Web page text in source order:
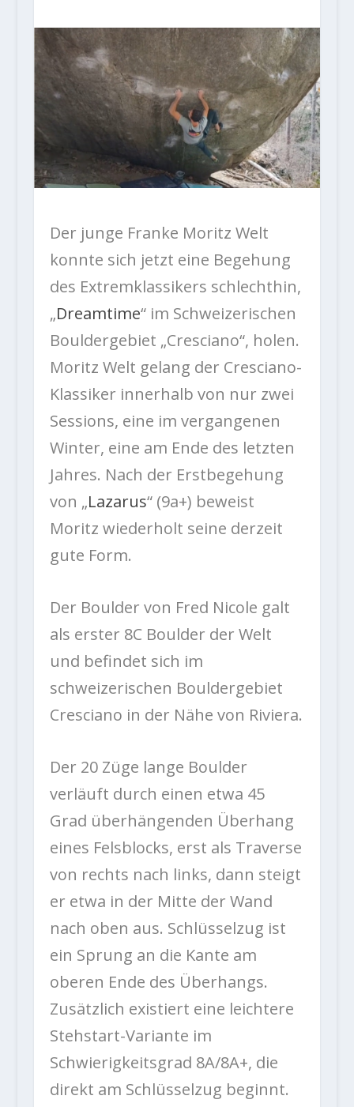
Der junge Franke Moritz Welt
konnte sich jetzt eine Begehung
des Extremklassikers schlechthin,
„Dreamtime“ im Schweizerischen
Bouldergebiet „Cresciano“, holen.
Moritz Welt gelang der Cresciano-
Klassiker innerhalb von nur zwei
Sessions, eine im vergangenen
Winter, eine am Ende des letzten
Jahres. Nach der Erstbegehung
von „Lazarus“ (9a+) beweist
Moritz wiederholt seine derzeit
gute Form.
Der Boulder von Fred Nicole galt
als erster 8C Boulder der Welt
und befindet sich im
schweizerischen Bouldergebiet
Cresciano in der Nähe von Riviera.
Der 20 Züge lange Boulder
verläuft durch einen etwa 45
Grad überhängenden Überhang
eines Felsblocks, erst als Traverse
von rechts nach links, dann steigt
er etwa in der Mitte der Wand
nach oben aus. Schlüsselzug ist
ein Sprung an die Kante am
oberen Ende des Überhangs.
Zusätzlich existiert eine leichtere
Stehstart-Variante im
Schwierigkeitsgrad 8A/8A+, die
direkt am Schlüsselzug beginnt.